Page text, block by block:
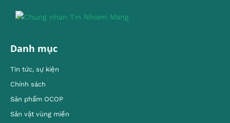
Danh mục
Tin tức, sự kiện
Chính sách
Sản phẩm OCOP
Sản vật vùng miền